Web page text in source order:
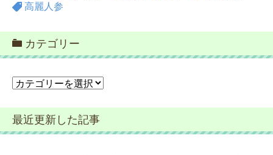
高麗人参
カテゴリー
カ
ゴ
リ
ー
最近更新した記事